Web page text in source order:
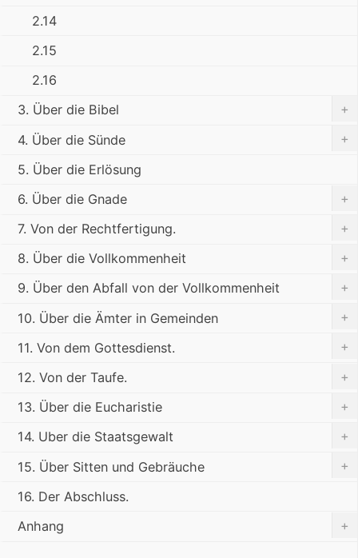
2.14
2.15
2.16
3. Über die Bibel
+
4. Über die Sünde
+
5. Über die Erlösung
6. Über die Gnade
+
7. Von der Rechtfertigung.
+
8. Über die Vollkommenheit
+
9. Über den Abfall von der Vollkommenheit
+
10. Über die Ämter in Gemeinden
+
11. Von dem Gottesdienst.
+
12. Von der Taufe.
+
13. Über die Eucharistie
+
14. Uber die Staatsgewalt
+
15. Über Sitten und Gebräuche
+
16. Der Abschluss.
Anhang
+